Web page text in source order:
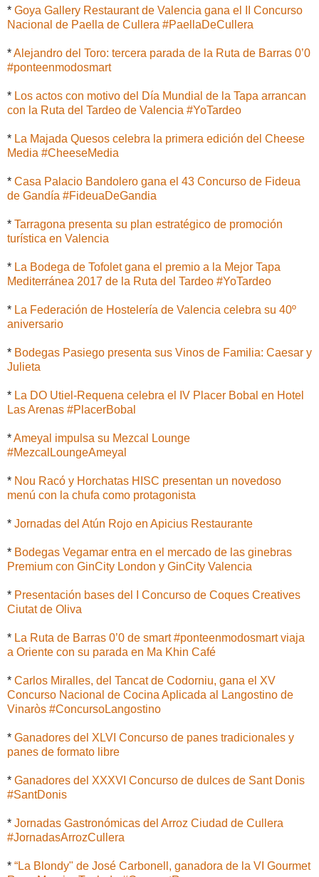
* Goya Gallery Restaurant de Valencia gana el II Concurso
Nacional de Paella de Cullera #PaellaDeCullera
*Alejandro del Toro: tercera parada de la Ruta de Barras 0’0
#ponteenmodosmart
* Los actos con motivo del Día Mundial de la Tapa arrancan
con la Ruta del Tardeo de Valencia #YoTardeo
* La Majada Quesos celebra la primera edición del Cheese
Media #CheeseMedia
* Casa Palacio Bandolero gana el 43 Concurso de Fideua
de Gandía #FideuaDeGandia
* Tarragona presenta su plan estratégico de promoción
turística en Valencia
* La Bodega de Tofolet gana el premio a la Mejor Tapa
Mediterránea 2017 de la Ruta del Tardeo #YoTardeo
* La Federación de Hostelería de Valencia celebra su 40º
aniversario
* Bodegas Pasiego presenta sus Vinos de Familia: Caesar y
Julieta
* La DO Utiel-Requena celebra el IV Placer Bobal en Hotel
Las Arenas #PlacerBobal
*Ameyal impulsa su Mezcal Lounge
#MezcalLoungeAmeyal
* Nou Racó y Horchatas HISC presentan un novedoso
menú con la chufa como protagonista
* Jornadas del Atún Rojo en Apicius Restaurante
* Bodegas Vegamar entra en el mercado de las ginebras
Premium con GinCity London y GinCity Valencia
* Presentación bases del I Concurso de Coques Creatives
Ciutat de Oliva
* La Ruta de Barras 0’0 de smart #ponteenmodosmart viaja
a Oriente con su parada en Ma Khin Café
* Carlos Miralles, del Tancat de Codorniu, gana el XV
Concurso Nacional de Cocina Aplicada al Langostino de
Vinaròs #ConcursoLangostino
* Ganadores del XLVI Concurso de panes tradicionales y
panes de formato libre
* Ganadores del XXXVI Concurso de dulces de Sant Donis
#SantDonis
* Jornadas Gastronómicas del Arroz Ciudad de Cullera
#JornadasArrozCullera
* “La Blondy" de José Carbonell, ganadora de la VI Gourmet